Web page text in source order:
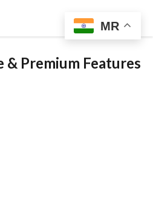
& Premium Features
MR